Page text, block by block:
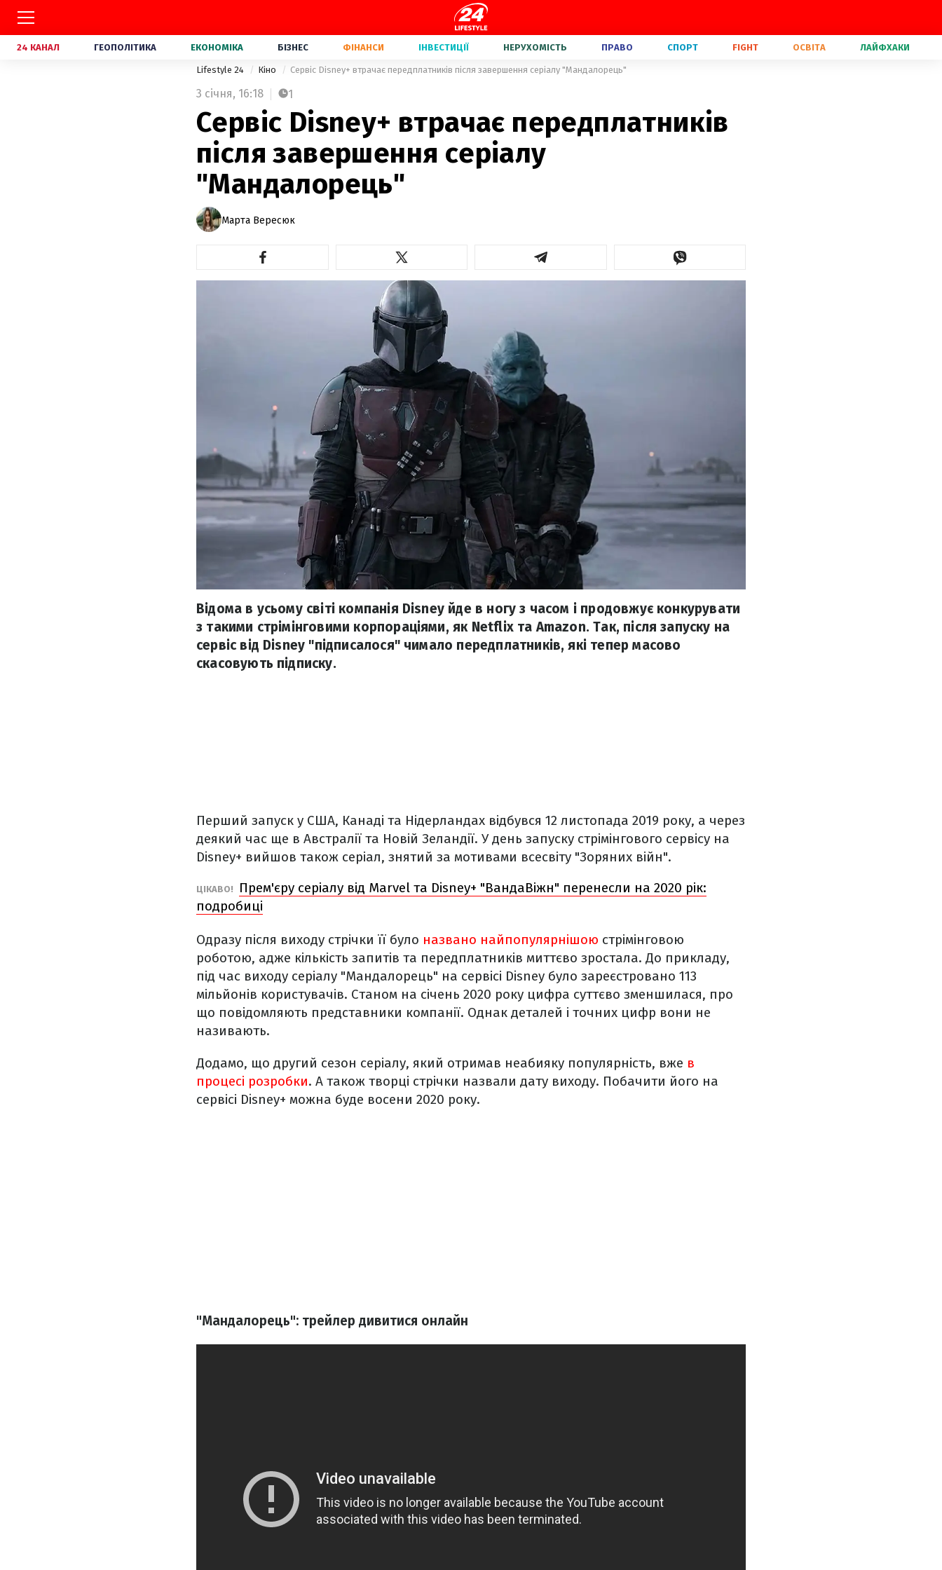
24 КАНАЛ ГЕОПОЛІТИКА ЕКОНОМІКА БІЗНЕС ФІНАНСИ ІНВЕСТИЦІЇ НЕРУХОМІСТЬ ПРАВО СПОРТ FIGHT ОСВІТА ЛАЙФХАКИ
Lifestyle 24 Кіно Сервіс Disney+ втрачає передплатників після завершення серіалу "Мандалорець"
3 січня, 16:18 1
Сервіс Disney+ втрачає передплатників
після завершення серіалу
"Мандалорець"
Марта Вересюк
Відома в усьому світі компанія Disney йде в ногу з часом і продовжує конкурувати
з такими стрімінговими корпораціями, як Netflix та Amazon. Так, після запуску на
сервіс від Disney "підписалося" чимало передплатників, які тепер масово
скасовують підписку.
Перший запуск у США, Канаді та Нідерландах відбувся 12 листопада 2019 року, а через
деякий час ще в Австралії та Новій Зеландії. У день запуску стрімінгового сервісу на
Disney+ вийшов також серіал, знятий за мотивами всесвіту "Зоряних війн".
ЦІКАВО!
Прем'єру серіалу від Marvel та Disney+ "ВандаВіжн" перенесли на 2020 рік:
подробиці
Одразу після виходу стрічки її було названо найпопулярнішою стрімінговою
роботою, адже кількість запитів та передплатників миттєво зростала. До прикладу,
під час виходу серіалу "Мандалорець" на сервісі Disney було зареєстровано 113
мільйонів користувачів. Станом на січень 2020 року цифра суттєво зменшилася, про
що повідомляють представники компанії. Однак деталей і точних цифр вони не
називають.
Додамо, що другий сезон серіалу, який отримав неабияку популярність, вже в
процесі розробки. А також творці стрічки назвали дату виходу. Побачити його на
сервісі Disney+ можна буде восени 2020 року.
"Мандалорець": трейлер дивитися онлайн